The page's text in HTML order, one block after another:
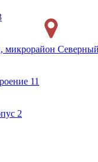
микрорайон
11
2